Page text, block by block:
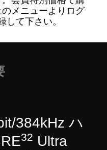
メニューよりログ
して下さい。
384kHz ハ
32 Ultra